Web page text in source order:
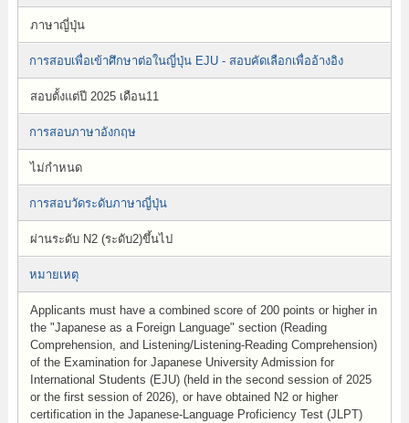
ภาษาญี่ปุ่น
การสอบเพื่อเข้าศึกษาต่อในญี่ปุ่น EJU - สอบคัดเลือกเพื่ออ้างอิง
สอบตั้งแต่ปี 2025 เดือน11
การสอบภาษาอังกฤษ
ไม่กำหนด
การสอบวัดระดับภาษาญี่ปุ่น
ผ่านระดับ N2 (ระดับ2)ขึ้นไป
หมายเหตุ
Applicants must have a combined score of 200 points or higher in
the "Japanese as a Foreign Language" section (Reading
Comprehension, and Listening/Listening-Reading Comprehension)
of the Examination for Japanese University Admission for
International Students (EJU) (held in the second session of 2025
or the first session of 2026), or have obtained N2 or higher
certification in the Japanese-Language Proficiency Test (JLPT)